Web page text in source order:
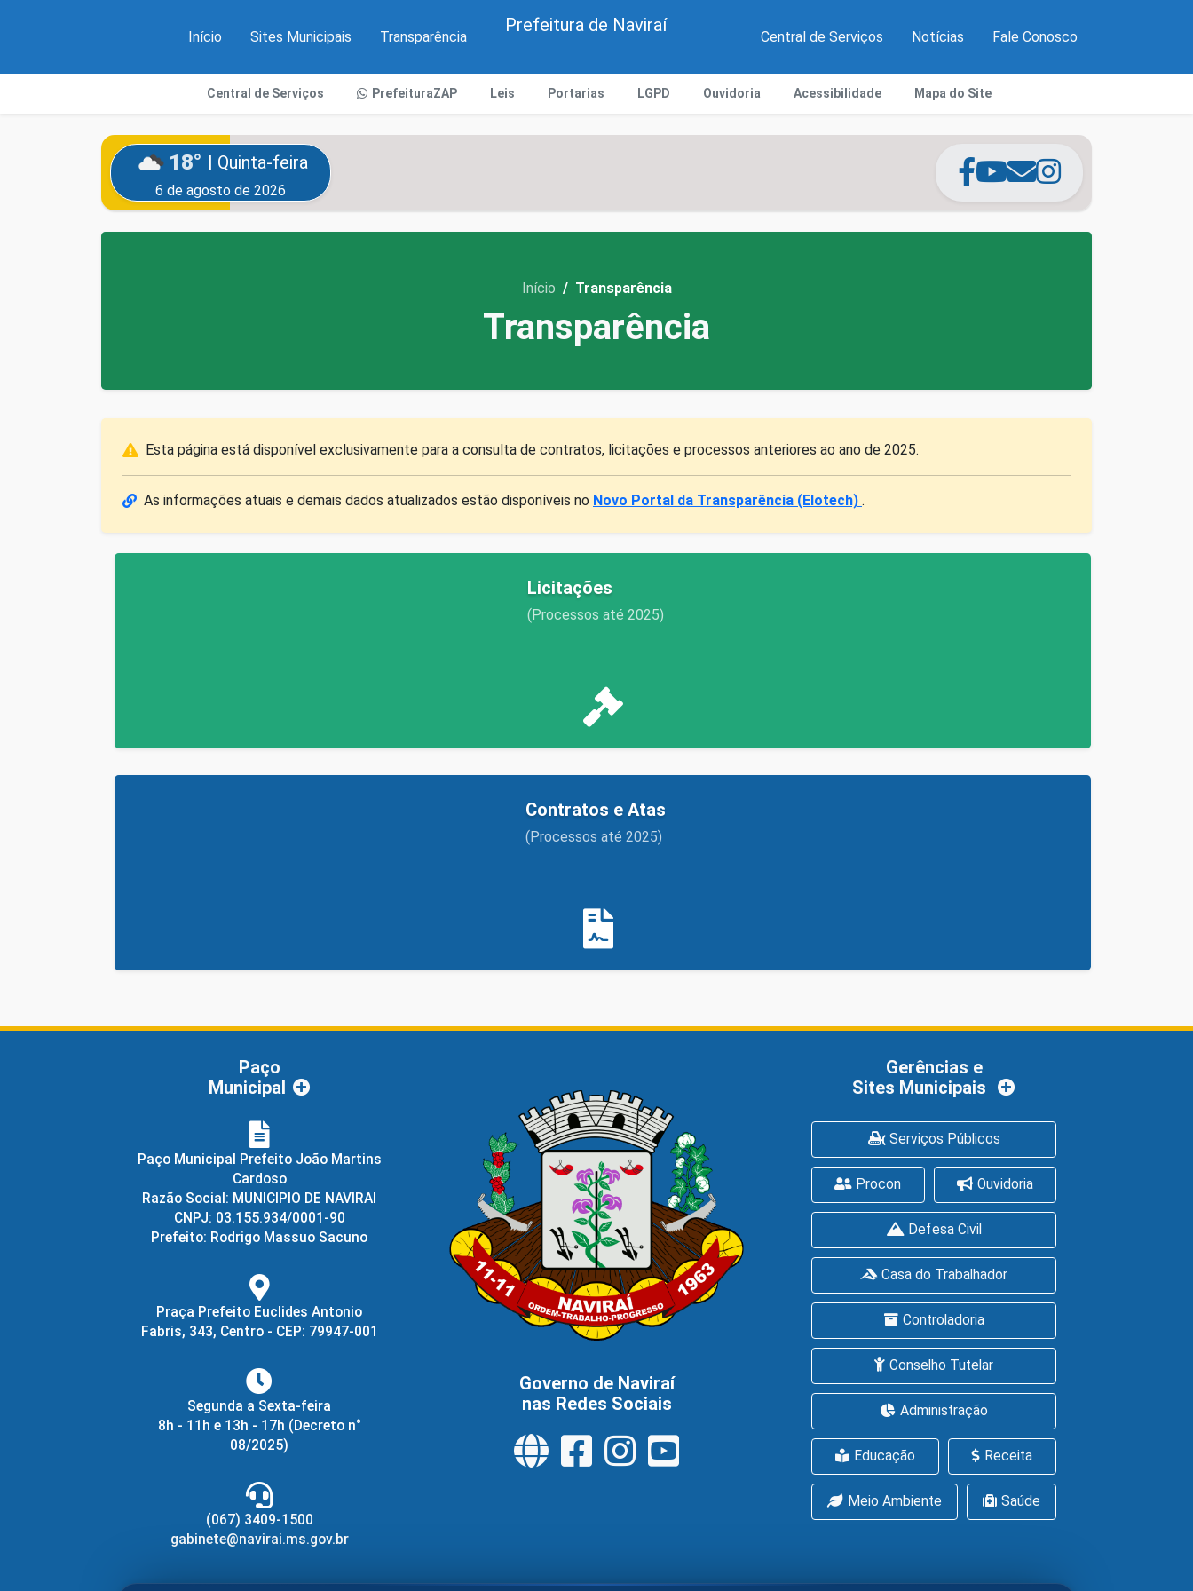
Início Sites Municipais Transparência
Prefeitura de Naviraí
Central de Serviços Notícias Fale Conosco
Central de Serviços PrefeituraZAP Leis Portarias LGPD Ouvidoria Acessibilidade Mapa do Site
18° | Quinta-feira
6 de agosto de 2026
Início Transparência
Transparência
Esta página está disponível exclusivamente para a consulta de contratos, licitações e processos anteriores ao ano de 2025.
As informações atuais e demais dados atualizados estão disponíveis no Novo Portal da Transparência (Elotech) .
Licitações
(Processos até 2025)
Contratos e Atas
(Processos até 2025)
Paço
Municipal
Paço Municipal Prefeito João Martins
Cardoso
Razão Social: MUNICIPIO DE NAVIRAI
CNPJ: 03.155.934/0001-90
Prefeito: Rodrigo Massuo Sacuno
Praça Prefeito Euclides Antonio
Fabris, 343, Centro - CEP: 79947-001
Segunda a Sexta-feira
8h - 11h e 13h - 17h (Decreto n°
08/2025)
(067) 3409-1500
gabinete@navirai.ms.gov.br
Governo de Naviraí
nas Redes Sociais
Gerências e
Sites Municipais
Serviços Públicos
Procon Ouvidoria
Defesa Civil
Casa do Trabalhador
Controladoria
Conselho Tutelar
Administração
Educação Receita
Meio Ambiente Saúde